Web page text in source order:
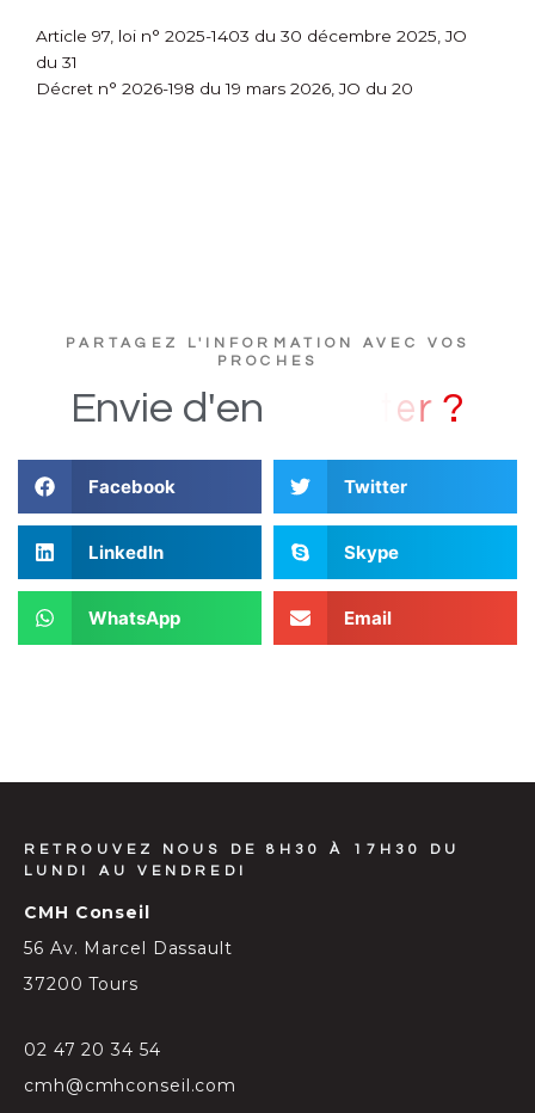
Article 97, loi n° 2025-1403 du 30 décembre 2025, JO
du 31
Décret n° 2026-198 du 19 mars 2026, JO du 20
PARTAGEZ L'INFORMATION AVEC VOS
PROCHES
Envie d'en ?
Facebook Twitter
LinkedIn Skype
WhatsApp Email
RETROUVEZ NOUS DE 8H30 À 17H30 DU
LUNDI AU VENDREDI
CMH Conseil
56 Av. Marcel Dassault
37200 Tours
02 47 20 34 54
cmh@cmhconseil.com